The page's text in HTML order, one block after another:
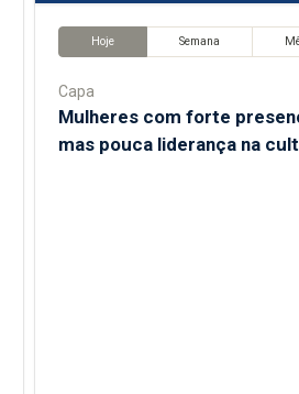
Hoje Semana
Capa
Mulheres com forte
mas pouca liderança na